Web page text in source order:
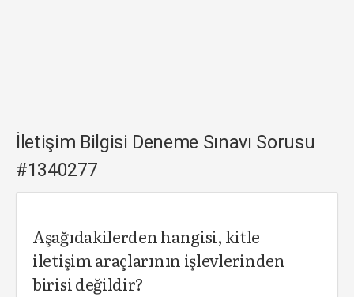
İletişim Bilgisi Deneme Sınavı Sorusu
#1340277
Aşağıdakilerden hangisi, kitle
iletişim araçlarının işlevlerinden
birisi değildir?